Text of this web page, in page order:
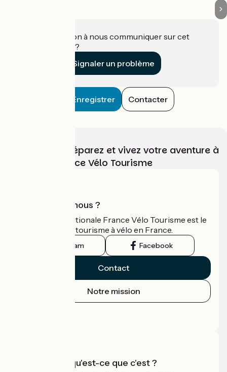
Une information à nous communiquer sur cet
établissement ?
Signaler un problème
Enregistrer Contacter
Choisissez, préparez et vivez votre aventure à
vélo avec France Vélo Tourisme
Qui sommes-nous ?
L'association nationale France Vélo Tourisme est le
guide officiel du tourisme à vélo en France.
Instagram Facebook
Contact
Notre mission
Accueil Vélo qu'est-ce que c'est ?